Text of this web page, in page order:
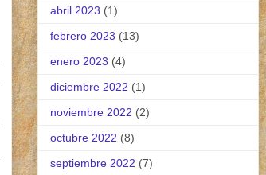
abril 2023 (1)
febrero 2023 (13)
enero 2023 (4)
diciembre 2022 (1)
noviembre 2022 (2)
octubre 2022 (8)
septiembre 2022 (7)